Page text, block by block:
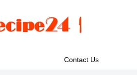
Contact Us